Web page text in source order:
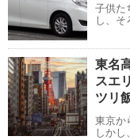
子供た
し、
東名
スエ
ツリ
東京か
しか